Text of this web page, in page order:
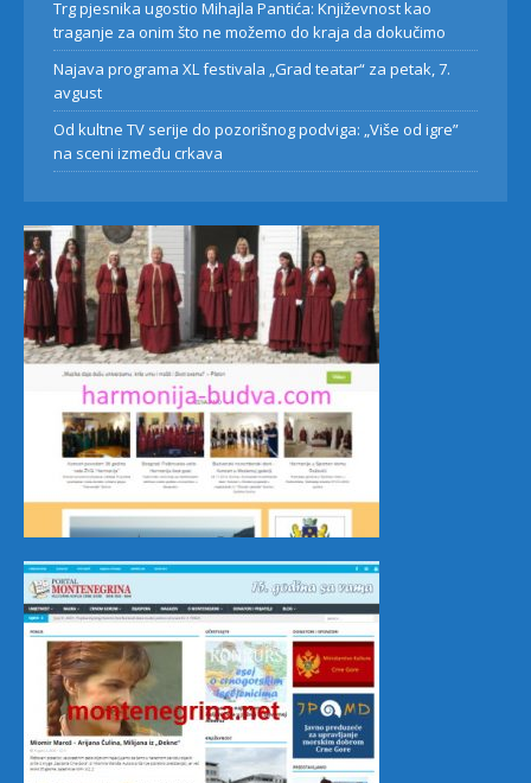
Trg pjesnika ugostio Mihajla Pantića: Književnost kao
traganje za onim što ne možemo do kraja da dokučimo
Najava programa XL festivala „Grad teatar“ za petak, 7.
avgust
Od kultne TV serije do pozorišnog podviga: „Više od igre”
na sceni između crkava